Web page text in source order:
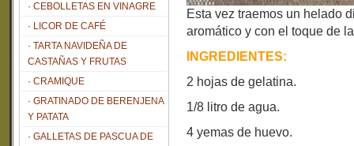
CEBOLLETAS EN VINAGRE
LICOR DE CAFÉ
TARTA NAVIDEÑA DE
CASTAÑAS Y FRUTAS
CRAMIQUE
GRATINADO DE BERENJENA
Y PATATA
GALLETAS DE PASCUA DE
Esta vez traemos un helado
aromático y con el toque de
INGREDIENTES:
2 hojas de gelatina.
1/8 litro de agua.
4 yemas de huevo.